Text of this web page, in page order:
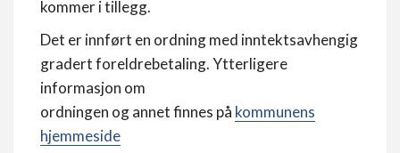
kommer i tillegg.
Det er innført en ordning med inntektsavhengig
gradert foreldrebetaling. Ytterligere
informasjon om
ordningen og annet finnes på kommunens
hjemmeside